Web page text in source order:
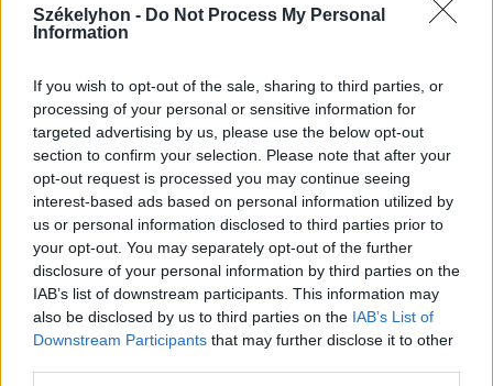
Székelyhon - Do Not Process My Personal
Information
If you wish to opt-out of the sale, sharing to third parties, or
processing of your personal or sensitive information for
targeted advertising by us, please use the below opt-out
section to confirm your selection. Please note that after your
opt-out request is processed you may continue seeing
interest-based ads based on personal information utilized by
us or personal information disclosed to third parties prior to
your opt-out. You may separately opt-out of the further
disclosure of your personal information by third parties on the
IAB’s list of downstream participants. This information may
also be disclosed by us to third parties on the IAB’s List of
Downstream Participants that may further disclose it to other
Hasznos
Impresszum
Szerzői jogok
Adatvédelmi tájékoztató
Cookie-kezelési tájékoztató
Hozzászólási szabályzat
Nyomtatott lapjaink archívuma